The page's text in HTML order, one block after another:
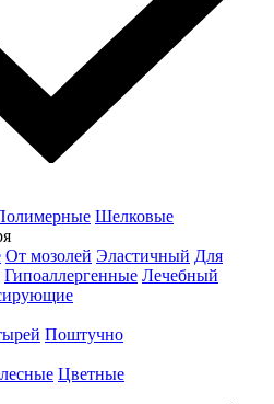
Шелковые
От мозолей Эластичный Для
Гипоаллергенные Лечебный
Поштучно
Цветные